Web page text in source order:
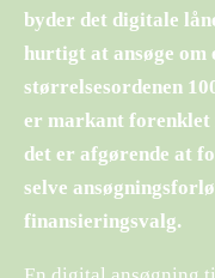
byder det digitale
hurtigt at ansøge
størrelsesordenen
er markant forenklet
det er afgørende at
selve
finansieringsvalg.